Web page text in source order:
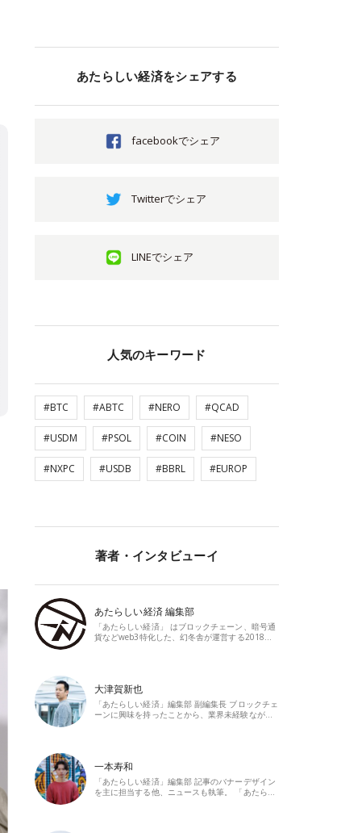
あたらしい経済をシェアする
facebookでシェア
Twitterでシェア
LINEでシェア
人気のキーワード
#BTC #ABTC #NERO #QCAD
#USDM #PSOL #COIN #NESO
#NXPC #USDB #BBRL #EUROP
著者・インタビューイ
あたらしい経済 編集部
「あたらしい経済」 はブロックチェーン、暗号通
貨などweb3特化した、幻冬舎が運営する2018…
大津賀新也
「あたらしい経済」編集部 副編集長 ブロックチェ
ーンに興味を持ったことから、業界未経験なが…
一本寿和
「あたらしい経済」編集部 記事のバナーデザイン
を主に担当する他、ニュースも執筆。 「あたら…